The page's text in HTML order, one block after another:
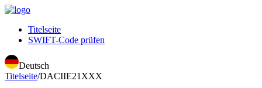
Titelseite
SWIFT-Code prüfen
Deutsch
Titelseite/DACIIE21XXX